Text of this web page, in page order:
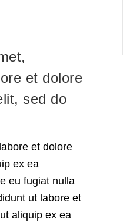
et dolore
sed do
et dolore
ex ea
eu fugiat nulla
ut labore et
aliquip ex ea